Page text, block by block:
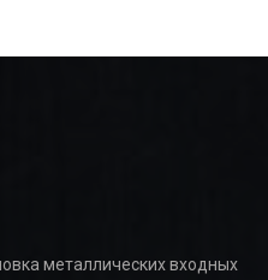
металлических входных